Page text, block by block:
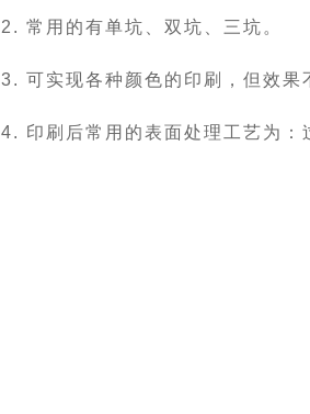
2. 常用的有单坑、双坑、三坑。
3. 可实现各种颜色的印刷，但效果
4. 印刷后常用的表面处理工艺为